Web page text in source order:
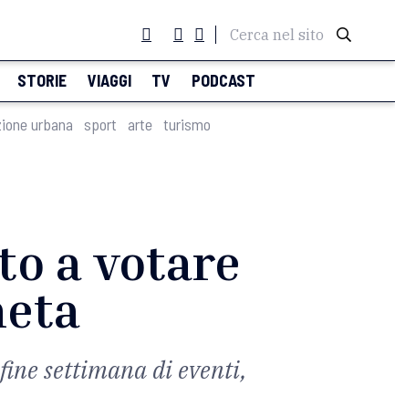
Cerca nel sito
STORIE VIAGGI TV PODCAST
urbana sport arte turismo
a votare
settimana di eventi,